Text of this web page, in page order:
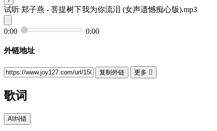
试听 郑子燕 - 菩提树下我为你流泪 (女声遗憾痴心版).mp3
0:00 0:00
外链地址
复制外链 更多 
歌词
AI纠错